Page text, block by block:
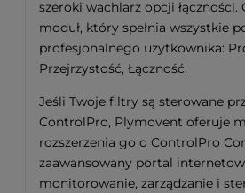
szeroki wachlarz opcji
moduł, który spełnia wszystkie
profesjonalnego użytkownika:
Przejrzystość, Łączność.
Jeśli Twoje filtry są sterowane
ControlPro, Plymovent oferuje
rozszerzenia go o ControlPro
zaawansowany portal
monitorowanie, zarządzanie i